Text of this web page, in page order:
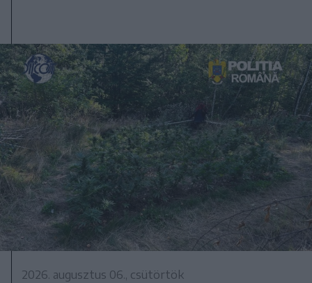
2026. augusztus 06., csütörtök